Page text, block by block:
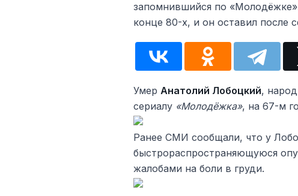
запомнившийся по
конце 80-х, и он оставил после
Умер Анатолий Лобоцкий,
сериалу «Молодёжка», на 67-м
Ранее СМИ сообщали, что у
быстрораспространяющуюся
жалобами на боли в груди.